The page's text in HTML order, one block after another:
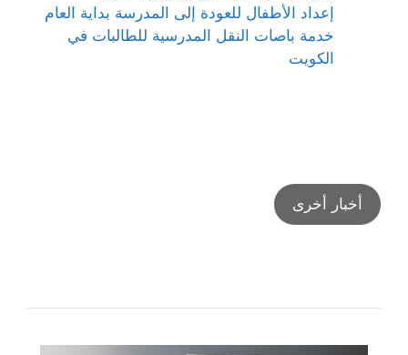
إعداد الأطفال للعودة إلى المدرسة بداية العام
خدمة باصات النقل المدرسية للطالبات في
الكويت
أخبار أخرى